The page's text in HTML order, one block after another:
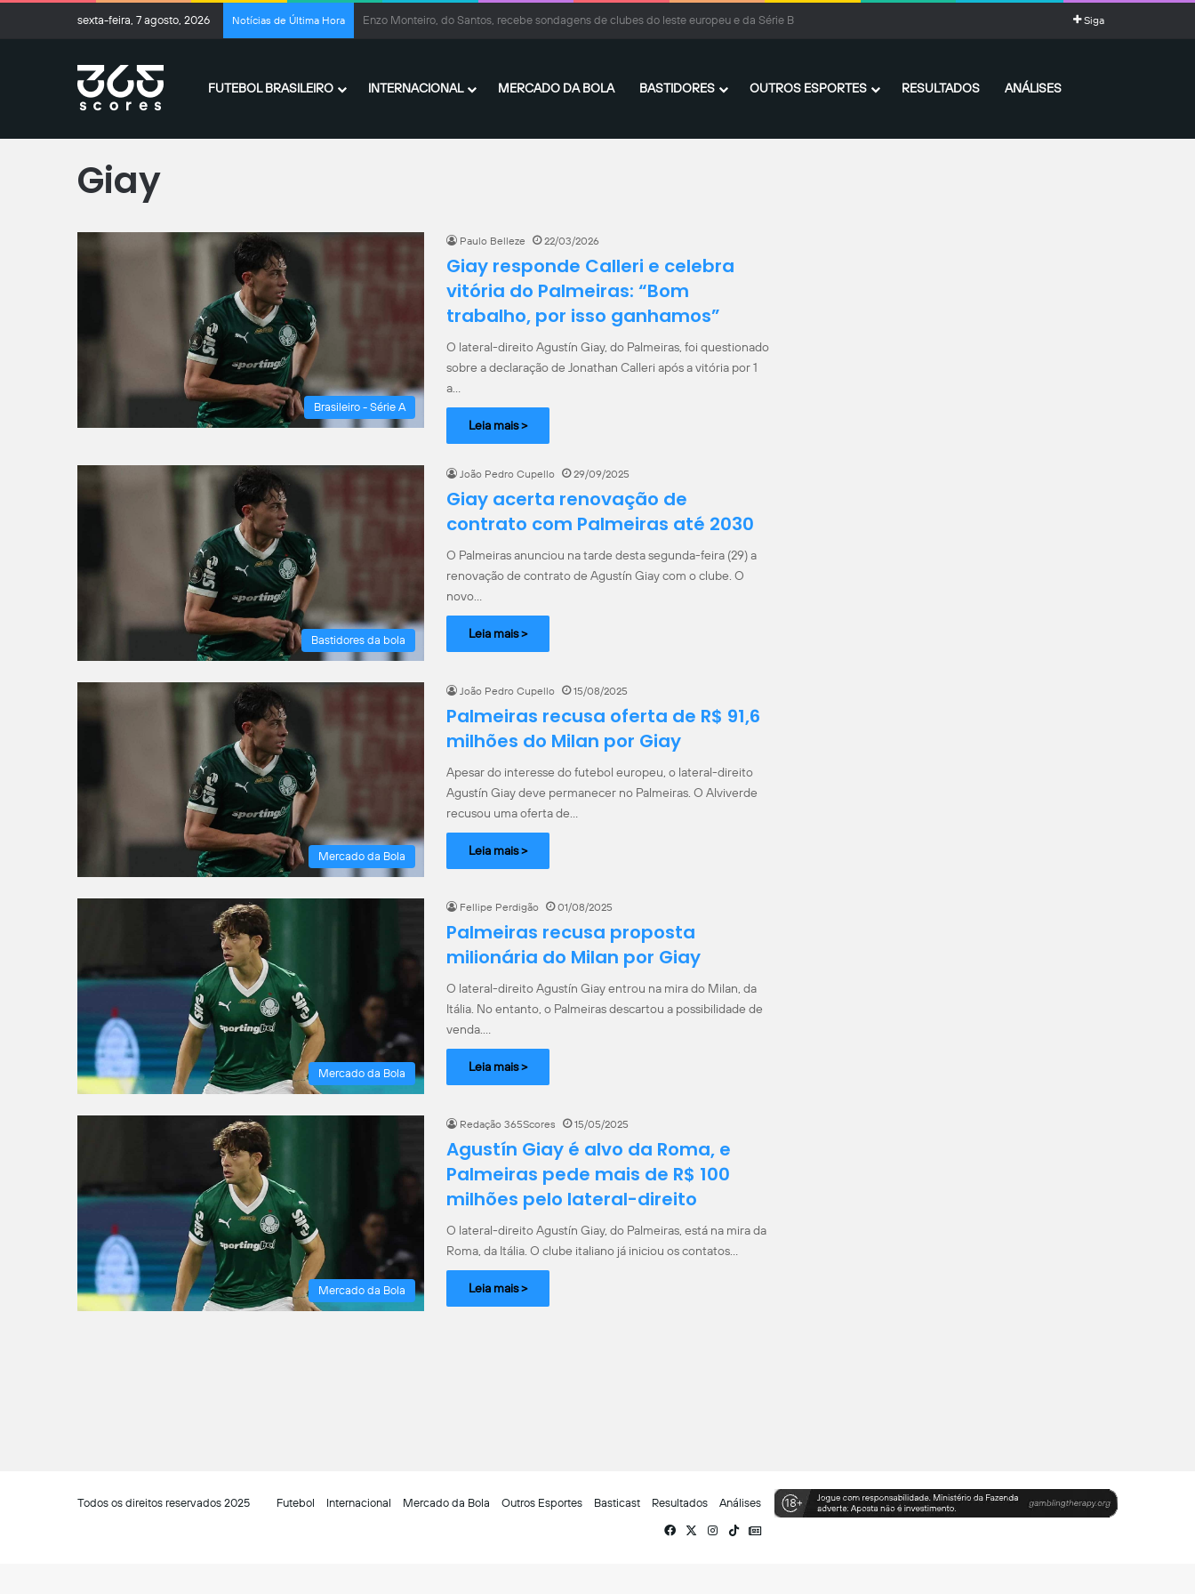
sexta-feira, 7 agosto, 2026 Notícias de Última Hora Ex-Corinthians, Matheus Davó vive grande fase em Israel e inicia temporada com média impressionante de gols Siga
FUTEBOL BRASILEIRO INTERNACIONAL MERCADO DA BOLA BASTIDORES OUTROS ESPORTES RESULTADOS ANÁLISES
Giay
Brasileiro - Série A
Paulo Belleze 22/03/2026
Giay responde Calleri e celebra
vitória do Palmeiras: “Bom
trabalho, por isso ganhamos”
O lateral-direito Agustín Giay, do Palmeiras, foi questionado
sobre a declaração de Jonathan Calleri após a vitória por 1
a…
Leia mais >
Bastidores da bola
João Pedro Cupello 29/09/2025
Giay acerta renovação de
contrato com Palmeiras até 2030
O Palmeiras anunciou na tarde desta segunda-feira (29) a
renovação de contrato de Agustín Giay com o clube. O
novo…
Leia mais >
Mercado da Bola
João Pedro Cupello 15/08/2025
Palmeiras recusa oferta de R$ 91,6
milhões do Milan por Giay
Apesar do interesse do futebol europeu, o lateral-direito
Agustín Giay deve permanecer no Palmeiras. O Alviverde
recusou uma oferta de…
Leia mais >
Mercado da Bola
Fellipe Perdigão 01/08/2025
Palmeiras recusa proposta
milionária do Milan por Giay
O lateral-direito Agustín Giay entrou na mira do Milan, da
Itália. No entanto, o Palmeiras descartou a possibilidade de
venda.…
Leia mais >
Mercado da Bola
Redação 365Scores 15/05/2025
Agustín Giay é alvo da Roma, e
Palmeiras pede mais de R$ 100
milhões pelo lateral-direito
O lateral-direito Agustín Giay, do Palmeiras, está na mira da
Roma, da Itália. O clube italiano já iniciou os contatos…
Leia mais >
Todos os direitos reservados 2025 Futebol Internacional Mercado da Bola Outros Esportes Basticast Resultados
Análises
Facebook
X Instagram
TikTokSiga-